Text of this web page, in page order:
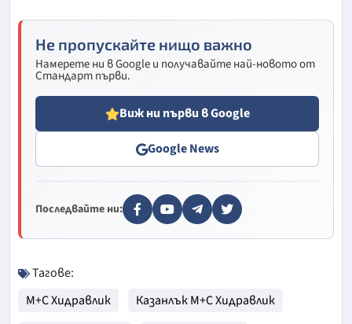
Не пропускайте нищо важно
Намерете ни в Google и получавайте най-новото от
Стандарт първи.
Виж ни първи в Google
Google News
Последвайте ни:
Тагове:
М+С Хидравлик
Казанлък М+С Хидравлик